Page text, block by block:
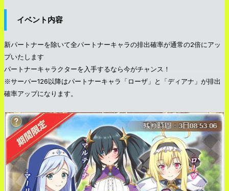
イベント内容
新パートナーを除いて全パートナーキャラの排出確率が通常の2倍にアッ
プいたします
パートナーキャラクターを入手するなら今がチャンス！
※サーバー126以降はパートナーキャラ「ローザ」と「ディアナ」が排出
確率アップになります。